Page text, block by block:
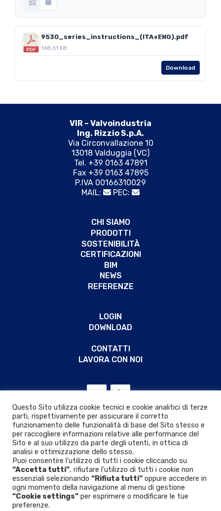
9530_series_instructions_(ITA+ENG).pdf
168.61 KB
Download
VIR – Valvoindustria
Ing. Rizzio S.p.A.
Via Circonvallazione 10
13018 Valduggia (VC)
Tel. +39 0163 47891
Fax +39 0163 47895
P.IVA 00166310029
MAIL:
PEC:
CHI SIAMO
PRODOTTI
SOSTENIBILITÀ
CERTIFICAZIONI
BIM
NEWS
REFERENZE
LOGIN
DOWNLOAD
CONTATTI
LAVORA CON NOI
Privacy & Cookie policy
Questo Sito utilizza cookie tecnici e cookie analitici di terze
parti, rispettivamente per assicurare il corretto
funzionamento delle funzionalità di base del Sito stesso e
per raccogliere informazioni relative alle performance del
Sito e al suo utilizzo da parte degli utenti, in ottica di
analisi e ottimizzazione dello stesso.
Puoi consentire l’utilizzo di tutti i cookie cliccando su
“Accetta tutti”, rifiutare l’utilizzo di tutti i cookie non
essenziali selezionando “Rifiuta tutti” oppure accedere in
ogni momento della navigazione al menu di gestione
“Cookie settings” per esprimere o modificare le tue
preferenze.